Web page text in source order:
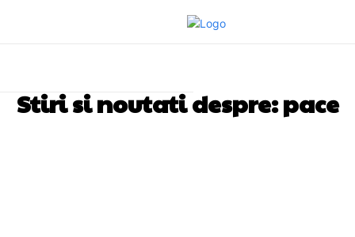
Stiri si noutati despre:pace